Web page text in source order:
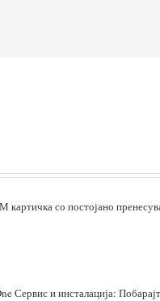
со постојано
Сервис и инсталација: